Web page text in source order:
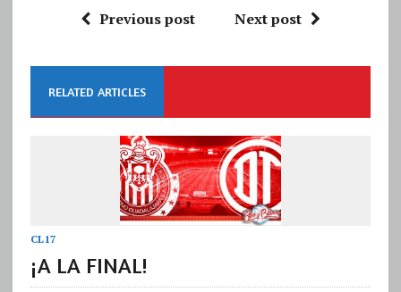
Previous post Next post
RELATED ARTICLES
CL17
¡A LA FINAL!